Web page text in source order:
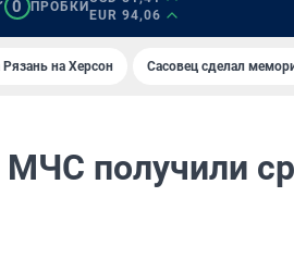
0 ПРОБКИ
EUR 94,06
на Херсон Сасовец сделал
получили